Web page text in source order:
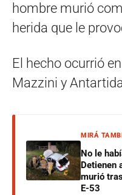
hombre murió
herida que le
El hecho ocurrió
Mazzini y
MIRÁ
No le
Detienen
murió
E-53